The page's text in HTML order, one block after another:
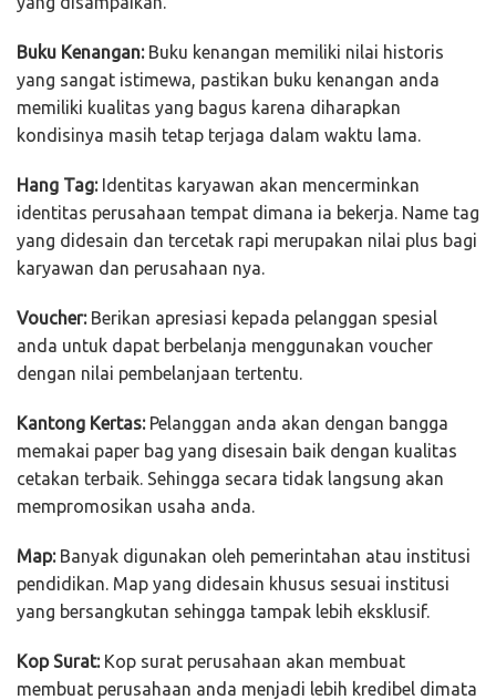
Buku Kenangan:Buku kenangan memiliki nilai historis
yang sangat istimewa, pastikan buku kenangan anda
memiliki kualitas yang bagus karena diharapkan
kondisinya masih tetap terjaga dalam waktu lama.
Hang Tag:Identitas karyawan akan mencerminkan
identitas perusahaan tempat dimana ia bekerja. Name tag
yang didesain dan tercetak rapi merupakan nilai plus bagi
karyawan dan perusahaan nya.
Voucher:Berikan apresiasi kepada pelanggan spesial
anda untuk dapat berbelanja menggunakan voucher
dengan nilai pembelanjaan tertentu.
Kantong Kertas:Pelanggan anda akan dengan bangga
memakai paper bag yang disesain baik dengan kualitas
cetakan terbaik. Sehingga secara tidak langsung akan
mempromosikan usaha anda.
Map:Banyak digunakan oleh pemerintahan atau institusi
pendidikan. Map yang didesain khusus sesuai institusi
yang bersangkutan sehingga tampak lebih eksklusif.
Kop Surat:Kop surat perusahaan akan membuat
membuat perusahaan anda menjadi lebih kredibel dimata